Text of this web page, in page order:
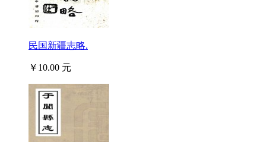
民国新疆志略.
￥10.00 元